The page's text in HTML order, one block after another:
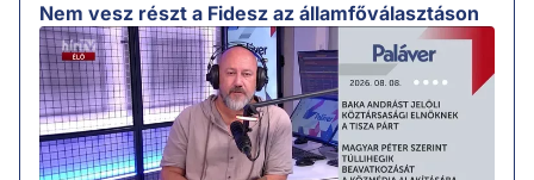
Nem vesz részt a Fidesz az államfőválasztáson